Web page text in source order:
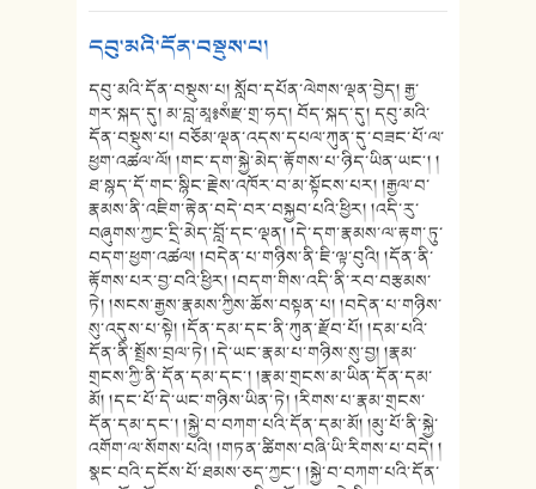
དབུ་མའི་དོན་བསྡུས་པ།
དབུ་མའི་དོན་བསྡུས་པ། སློབ་དཔོན་ལེགས་ལྡན་བྱེད། རྒྱ་
གར་སྐད་དུ། མ་བླ་མཱ༔སཾརྫ་གྲ་ཧད། བོད་སྐད་དུ། དབུ་མའི་
དོན་བསྡུས་པ། བཅོམ་ལྡན་འདས་དཔལ་ཀུན་དུ་བཟང་པོ་ལ་
ཕྱག་འཚལ་ལོ། །གང་དག་སྐྱེ་མེད་རྟོགས་པ་ཉིད་ཡིན་ཡང༌། །
ཐ་སྙད་དོ་གང་སྙིང་རྗེས་འཁོར་བ་མ་སྟོངས་པར། །རྒྱལ་བ་
རྣམས་ནི་འཇིག་རྟེན་བདེ་བར་བསྐྱབ་པའི་ཕྱིར། །འདི་རུ་
བཞུགས་ཀྱང་དྲི་མེད་བློ་དང་ལྡན། །དེ་དག་རྣམས་ལ་རྟག་ཏུ་
བདག་ཕྱག་འཚལ། །བདེན་པ་གཉིས་ནི་ཇི་ལྟ་བུའི། །དོན་ནི་
རྟོགས་པར་བྱ་བའི་ཕྱིར། །བདག་གིས་འདི་ནི་རབ་བརྩམས་
ཏེ། །སངས་རྒྱས་རྣམས་ཀྱིས་ཆོས་བསྟན་པ། །བདེན་པ་གཉིས་
སུ་འདུས་པ་སྟེ། །དོན་དམ་དང་ནི་ཀུན་རྫོབ་པོ། །དམ་པའི་
དོན་ནི་སྤྲོས་བྲལ་ཏེ། །དེ་ཡང་རྣམ་པ་གཉིས་སུ་བྱ། །རྣམ་
གྲངས་ཀྱི་ནི་དོན་དམ་དང༌། །རྣམ་གྲངས་མ་ཡིན་དོན་དམ་
མོ། །དང་པོ་དེ་ཡང་གཉིས་ཡིན་ཏེ། །རིགས་པ་རྣམ་གྲངས་
དོན་དམ་དང༌། །སྐྱེ་བ་བཀག་པའི་དོན་དམ་མོ། །མུ་པོ་ནི་སྐྱེ་
འགོག་ལ་སོགས་པའི། །གཏན་ཚིགས་བཞི་ཡི་རིགས་པ་བདེ། །
སྣང་བའི་དངོས་པོ་ཐམས་ཅད་ཀྱང༌། །སྐྱེ་བ་བཀག་པའི་དོན་